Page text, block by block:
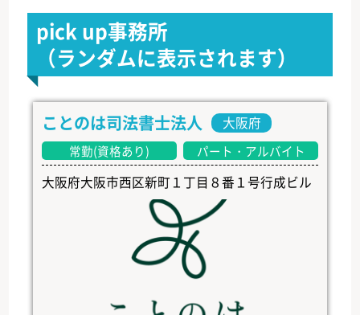
pick up事務所
（ランダムに表示されます）
ことのは司法書士法人 大阪府
常勤(資格あり) パート・アルバイト
大阪府大阪市西区新町１丁目８番１号行成ビル